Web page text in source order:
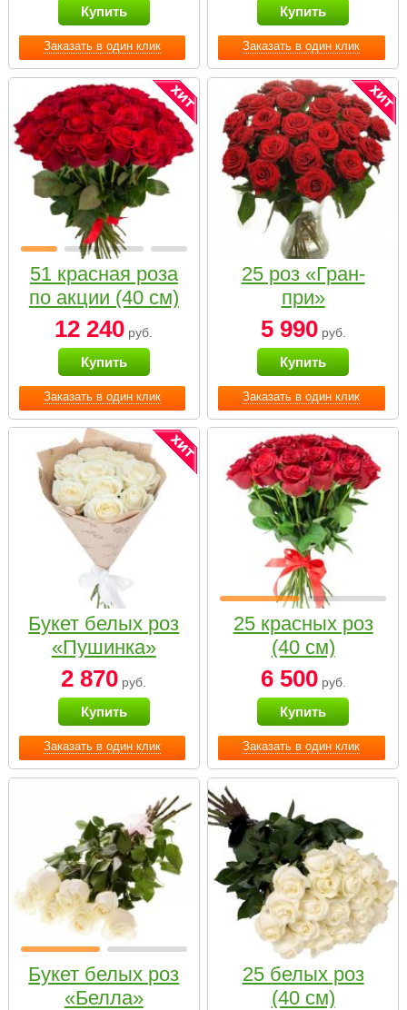
Заказать в один клик
Купить
Заказать в один клик
Купить
Заказать в один клик
51 красная роза
по акции (40 см)
12 240 руб.
Купить
Заказать в один клик
25 роз «Гран-
при»
5 990руб.
Купить
Заказать в один клик
Букет белых роз
«Пушинка»
2 870 руб.
Купить
Заказать в один клик
25 красных роз
(40 см)
6 500руб.
Купить
Букет белых роз
«Белла»
25 белых роз
(40 см)